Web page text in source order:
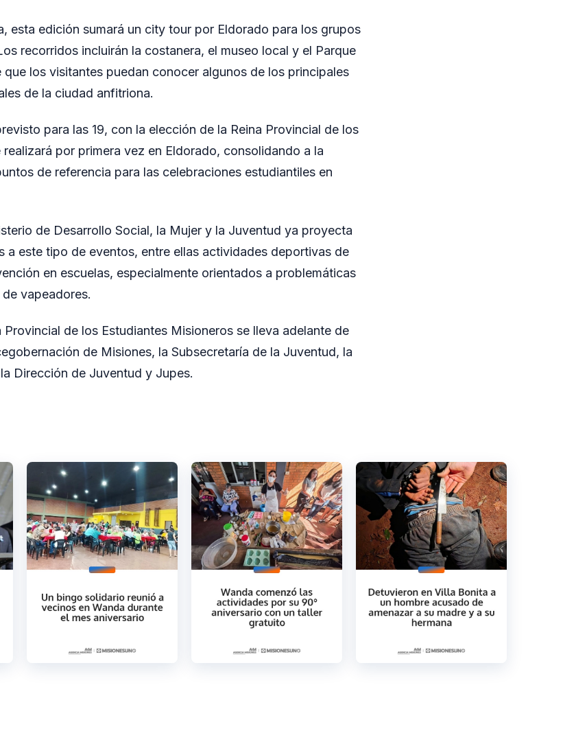
esta edición sumará un city tour por Eldorado para los grupos
recorridos incluirán la costanera, el museo local y el Parque
los visitantes puedan conocer algunos de los principales
de la ciudad anfitriona.
para las 19, con la elección de la Reina Provincial de los
por primera vez en Eldorado, consolidando a la
de referencia para las celebraciones estudiantiles en
de Desarrollo Social, la Mujer y la Juventud ya proyecta
a este tipo de eventos, entre ellas actividades deportivas de
en escuelas, especialmente orientados a problemáticas
vapeadores.
de los Estudiantes Misioneros se lleva adelante de
de Misiones, la Subsecretaría de la Juventud, la
Dirección de Juventud y Jupes.